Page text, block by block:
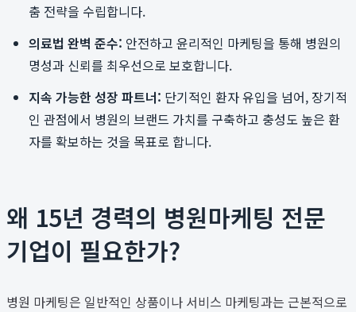
춤 전략을 수립합니다.
의료법 완벽 준수: 안전하고 윤리적인 마케팅을 통해 병원의
명성과 신뢰를 최우선으로 보호합니다.
지속 가능한 성장 파트너: 단기적인 환자 유입을 넘어, 장기적
인 관점에서 병원의 브랜드 가치를 구축하고 충성도 높은 환
자를 확보하는 것을 목표로 합니다.
왜 15년 경력의 병원마케팅 전문
기업이 필요한가?
병원 마케팅은 일반적인 상품이나 서비스 마케팅과는 근본적으로